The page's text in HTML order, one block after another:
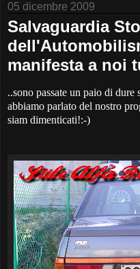
05 dicembre 2009
Salvaguardia
manifesta a noi
..sono passate un paio di
abbiamo parlato del nostro
siam dimenticati!:-)